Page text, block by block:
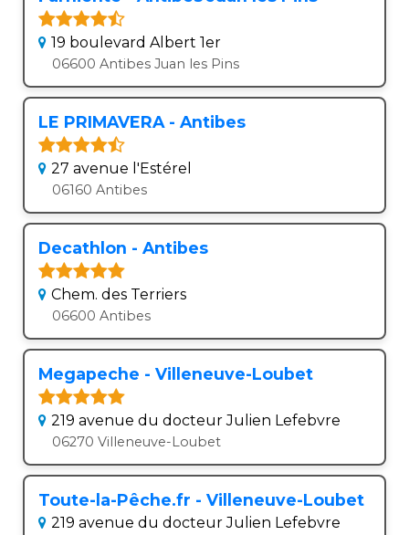
19 boulevard Albert 1er
06600 Antibes Juan les Pins
LE PRIMAVERA - Antibes
27 avenue l'Estérel
06160 Antibes
Decathlon - Antibes
Chem. des Terriers
06600 Antibes
Megapeche - Villeneuve-Loubet
219 avenue du docteur Julien Lefebvre
06270 Villeneuve-Loubet
Toute-la-Pêche.fr - Villeneuve-Loubet
219 avenue du docteur Julien Lefebvre